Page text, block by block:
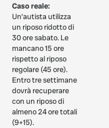
Caso reale:
Un’autista utilizza
un riposo ridotto di
30 ore sabato. Le
mancano 15 ore
rispetto al riposo
regolare (45 ore).
Entro tre settimane
dovrà recuperare
con un riposo di
almeno 24 ore totali
(9+15).